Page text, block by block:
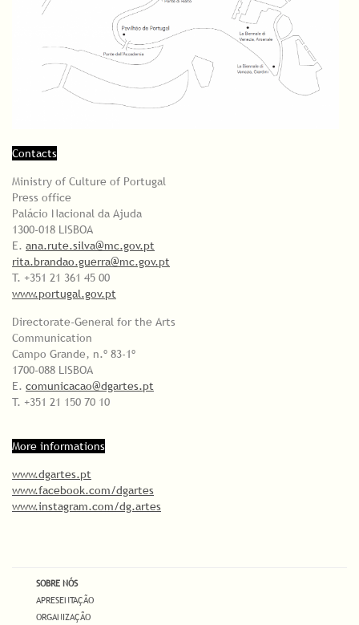
Contacts
Ministry of Culture of Portugal
Press office
Palácio Nacional da Ajuda
1300-018 LISBOA
E. ana.rute.silva@mc.gov.pt
rita.brandao.guerra@mc.gov.pt
T. +351 21 361 45 00
www.portugal.gov.pt
Directorate-General for the Arts
Communication
Campo Grande, n.º 83-1º
1700-088 LISBOA
E. comunicacao@dgartes.pt
T. +351 21 150 70 10
More informations
www.dgartes.pt
www.facebook.com/dgartes
www.instagram.com/dg.artes
SOBRE NÓS
APRESENTAÇÃO
ORGANIZAÇÃO